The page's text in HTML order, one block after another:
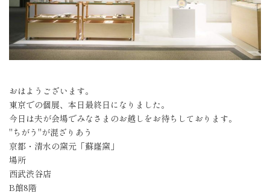
おはようございます。
東京での個展、本日最終日になりました。
今日は夫が会場でみなさまのお越しをお待ちしております。
"ちがう"が混ざりあう
京都・清水の窯元「蘇嶐窯」
場所
西武渋谷店
B館8階